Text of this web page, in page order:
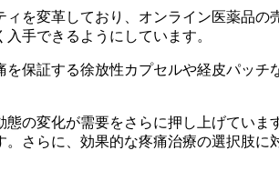
を変革しており、オンライン医薬品
手できるようにしています。
保証する徐放性カプセルや経皮パッ
の変化が需要をさらに押し上げてい
さらに、効果的な疼痛治療の選択肢